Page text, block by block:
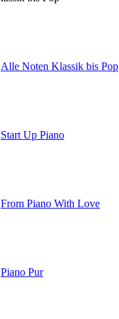
Alle Noten Klassik bis Pop
Start Up Piano
From Piano With Love
Piano Pur